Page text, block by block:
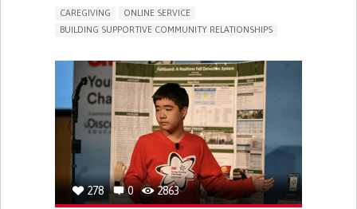
CAREGIVING
ONLINE SERVICE
BUILDING SUPPORTIVE COMMUNITY RELATIONSHIPS
GENERAL AND FAMILY MEDICINE
AGING
CAREGIVER SUPPORT
UNITED STATES
278 0 2863